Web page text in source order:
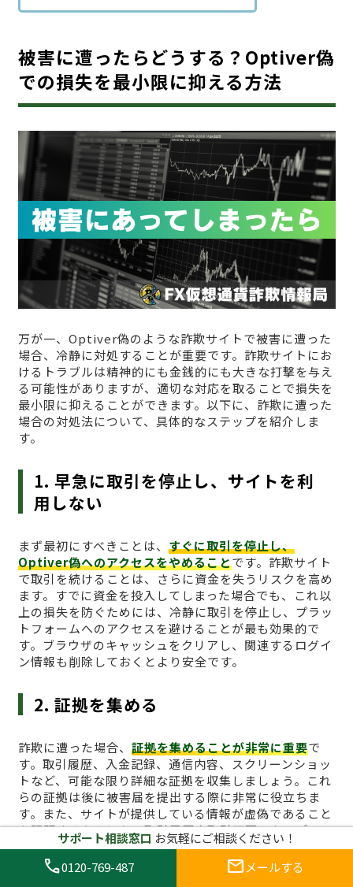
被害に遭ったらどうする？Optiver偽
での損失を最小限に抑える方法
万が一、Optiver偽のような詐欺サイトで被害に遭った
場合、冷静に対処することが重要です。詐欺サイトにお
けるトラブルは精神的にも金銭的にも大きな打撃を与え
る可能性がありますが、適切な対応を取ることで損失を
最小限に抑えることができます。以下に、詐欺に遭った
場合の対処法について、具体的なステップを紹介しま
す。
1. 早急に取引を停止し、サイトを利
用しない
まず最初にすべきことは、 すぐに取引を停止し、
Optiver偽へのアクセスをやめることです。詐欺サイト
で取引を続けることは、さらに資金を失うリスクを高め
ます。すでに資金を投入してしまった場合でも、これ以
上の損失を防ぐためには、冷静に取引を停止し、プラッ
トフォームへのアクセスを避けることが最も効果的で
す。ブラウザのキャッシュをクリアし、関連するログイ
ン情報も削除しておくとより安全です。
2. 証拠を集める
詐欺に遭った場合、 証拠を集めることが非常に重要で
す。取引履歴、入金記録、通信内容、スクリーンショッ
トなど、可能な限り詳細な証拠を収集しましょう。これ
らの証拠は後に被害届を提出する際に非常に役立ちま
す。また、サイトが提供している情報が虚偽であること
を証明するためにも、取引履歴や取引画面のキャプチャ
は必須です。特に、引き出しができないことや、サイト
からの不正な要求があった場合、その証拠は重要な役割
を果たします。
サポート相談窓口 お気軽にご相談ください！
call0120-769-487 mail メールする